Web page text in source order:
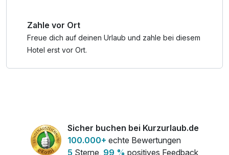
Zahle vor Ort
Freue dich auf deinen Urlaub und zahle bei diesem
Hotel erst vor Ort.
Sicher buchen bei Kurzurlaub.de
100.000+ echte Bewertungen
5 Sterne, 99 % positives Feedback